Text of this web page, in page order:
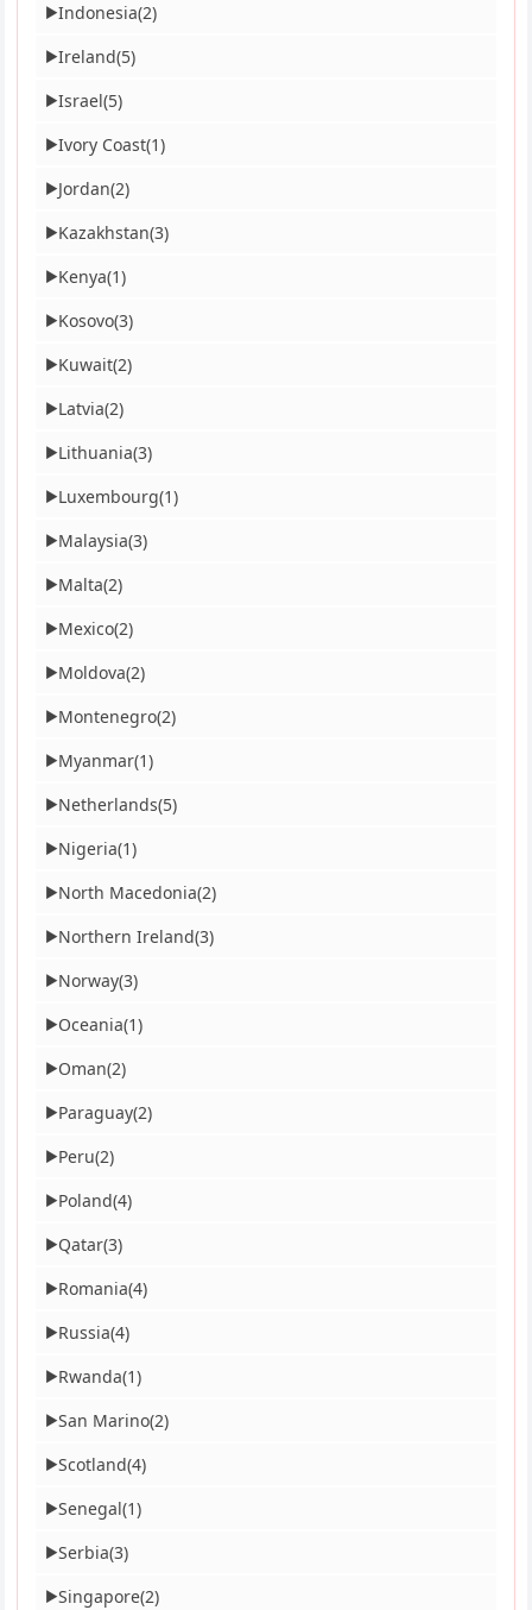
▶Indonesia(2)
▶Ireland(5)
▶Israel(5)
▶Ivory Coast(1)
▶Jordan(2)
▶Kazakhstan(3)
▶Kenya(1)
▶Kosovo(3)
▶Kuwait(2)
▶Latvia(2)
▶Lithuania(3)
▶Luxembourg(1)
▶Malaysia(3)
▶Malta(2)
▶Mexico(2)
▶Moldova(2)
▶Montenegro(2)
▶Myanmar(1)
▶Netherlands(5)
▶Nigeria(1)
▶North Macedonia(2)
▶Northern Ireland(3)
▶Norway(3)
▶Oceania(1)
▶Oman(2)
▶Paraguay(2)
▶Peru(2)
▶Poland(4)
▶Qatar(3)
▶Romania(4)
▶Russia(4)
▶Rwanda(1)
▶San Marino(2)
▶Scotland(4)
▶Senegal(1)
▶Serbia(3)
▶Singapore(2)